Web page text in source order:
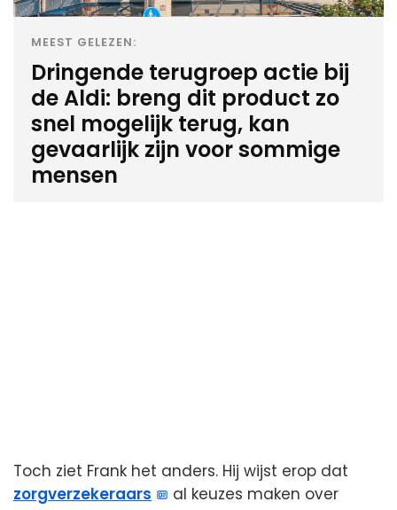
MEEST GELEZEN:
Dringende terugroep actie bij
de Aldi: breng dit product zo
snel mogelijk terug, kan
gevaarlijk zijn voor sommige
mensen
Toch ziet Frank het anders. Hij wijst erop dat
zorgverzekeraars
al keuzes maken over